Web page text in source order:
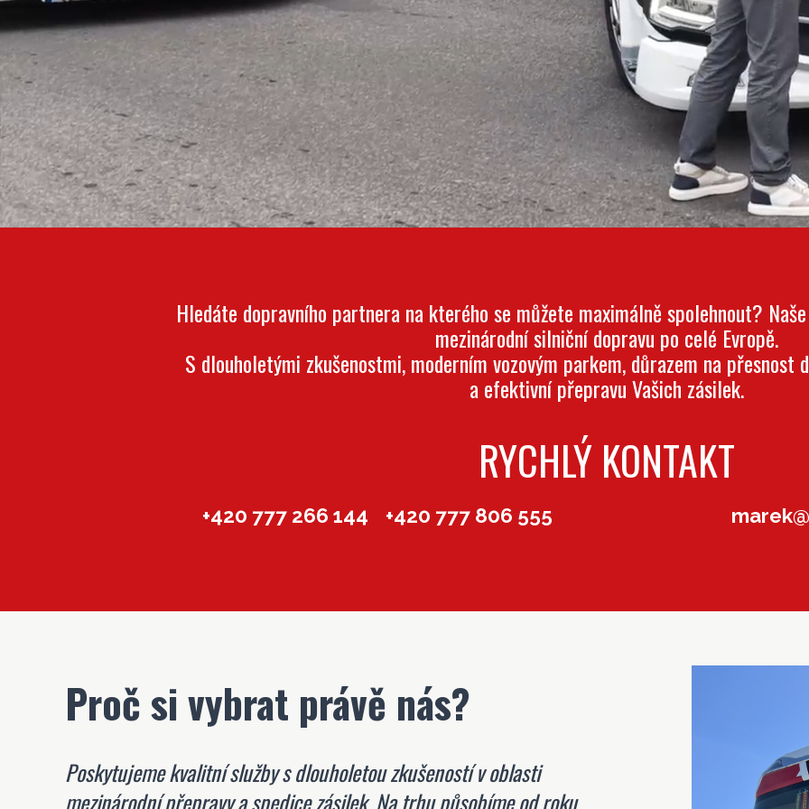
Hledáte dopravního partnera na kterého se můžete maximálně spolehnout?
mezinárodní silniční dopravu po celé Evropě.
S dlouholetými zkušenostmi, moderním vozovým parkem, důrazem na přesnost
a efektivní přepravu Vašich zásilek.
RYCHLÝ KONTAKT
+420 777 266 144 +420 777 806 555
Proč si vybrat právě nás?
Poskytujeme kvalitní služby s dlouholetou zkušeností v oblasti
mezinárodní přepravy a spedice zásilek. Na trhu působíme od roku